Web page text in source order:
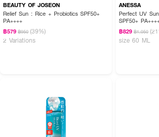
BEAUTY OF JOSEON
Relief Sun : Rice + Probiotics SPF50+
PA++++
฿579 ฿950 (39%)
2 Variations
ANESSA
Perfect UV
SPF50+
฿829 ฿1,050
size 60 ML